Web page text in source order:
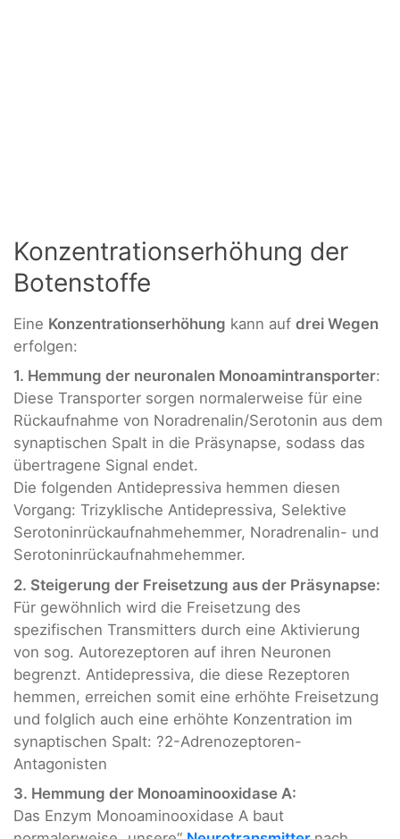
Konzentrationserhöhung der
Botenstoffe
Eine Konzentrationserhöhung kann auf drei Wegen
erfolgen:
1. Hemmung der neuronalen Monoamintransporter:
Diese Transporter sorgen normalerweise für eine
Rückaufnahme von Noradrenalin/Serotonin aus dem
synaptischen Spalt in die Präsynapse, sodass das
übertragene Signal endet.
Die folgenden Antidepressiva hemmen diesen
Vorgang: Trizyklische Antidepressiva, Selektive
Serotoninrückaufnahmehemmer, Noradrenalin- und
Serotoninrückaufnahmehemmer.
2. Steigerung der Freisetzung aus der Präsynapse:
Für gewöhnlich wird die Freisetzung des
spezifischen Transmitters durch eine Aktivierung
von sog. Autorezeptoren auf ihren Neuronen
begrenzt. Antidepressiva, die diese Rezeptoren
hemmen, erreichen somit eine erhöhte Freisetzung
und folglich auch eine erhöhte Konzentration im
synaptischen Spalt: ?2-Adrenozeptoren-
Antagonisten
3. Hemmung der Monoaminooxidase A:
Das Enzym Monoaminooxidase A baut